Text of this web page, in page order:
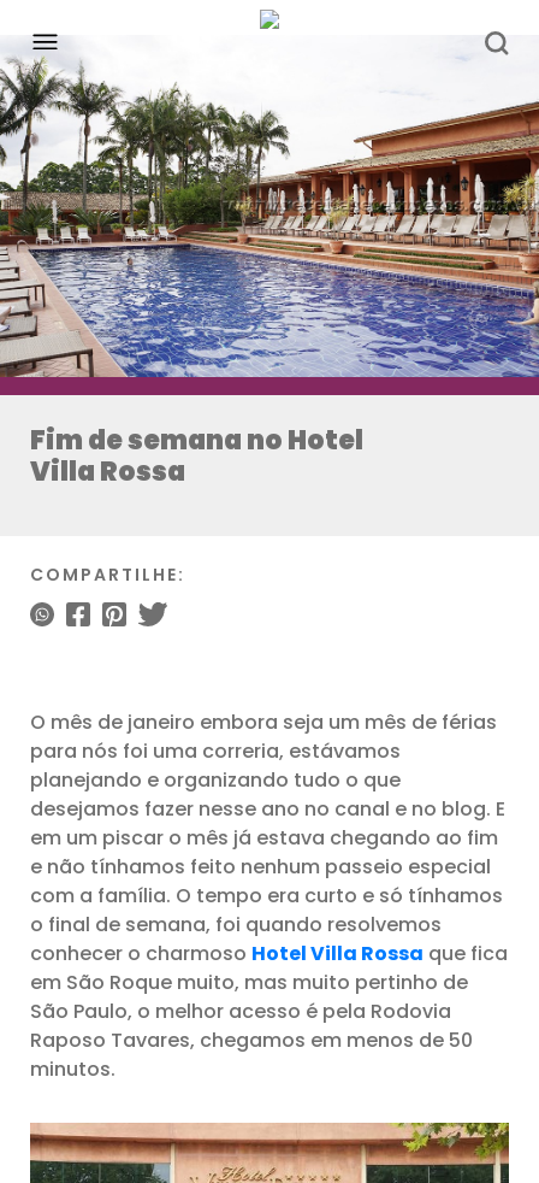
Fim de semana no Hotel
Villa Rossa
COMPARTILHE:
O mês de janeiro embora seja um mês de férias
para nós foi uma correria, estávamos
planejando e organizando tudo o que
desejamos fazer nesse ano no canal e no blog. E
em um piscar o mês já estava chegando ao fim
e não tínhamos feito nenhum passeio especial
com a família. O tempo era curto e só tínhamos
o final de semana, foi quando resolvemos
conhecer o charmoso Hotel Villa Rossa que fica
em São Roque muito, mas muito pertinho de
São Paulo, o melhor acesso é pela Rodovia
Raposo Tavares, chegamos em menos de 50
minutos.